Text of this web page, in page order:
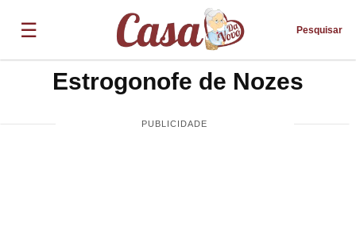
☰ Pesquisar
Estrogonofe de Nozes